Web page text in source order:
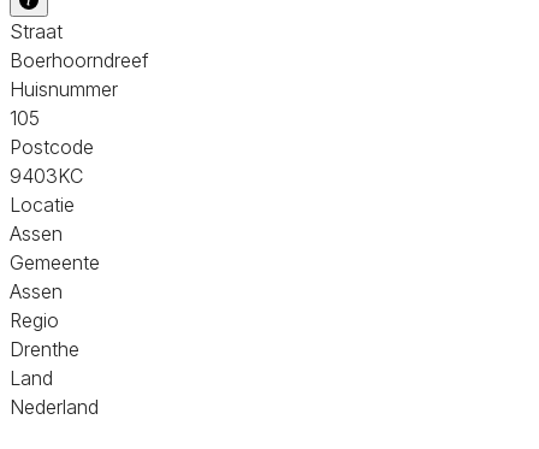
Straat
Boerhoorndreef
Huisnummer
105
Postcode
9403KC
Locatie
Assen
Gemeente
Assen
Regio
Drenthe
Land
Nederland